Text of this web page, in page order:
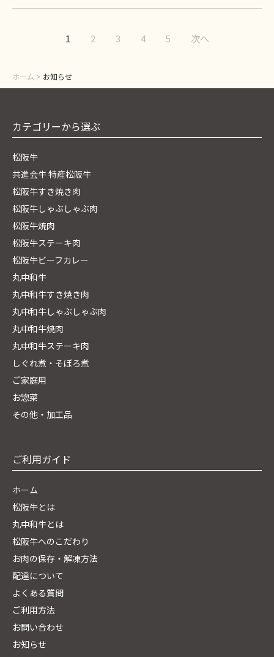
1 2 3 4 5 次へ
ホーム > お知らせ
カテゴリーから選ぶ
松阪牛
共進会牛 特産松阪牛
松阪牛すき焼き肉
松阪牛しゃぶしゃぶ肉
松阪牛焼肉
松阪牛ステーキ肉
松阪牛ビーフカレー
丸中和牛
丸中和牛すき焼き肉
丸中和牛しゃぶしゃぶ肉
丸中和牛焼肉
丸中和牛ステーキ肉
しぐれ煮・そぼろ煮
ご家庭用
お惣菜
その他・加工品
ご利用ガイド
ホーム
松阪牛とは
丸中和牛とは
松阪牛へのこだわり
お肉の保存・解凍方法
配達について
よくある質問
ご利用方法
お問い合わせ
お知らせ